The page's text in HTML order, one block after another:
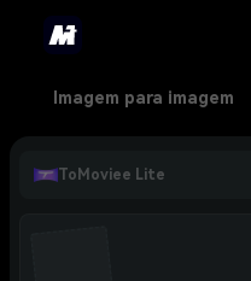
Imagem para imagem
ToMoviee Lite